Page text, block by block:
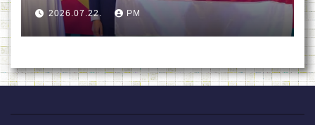
2026.07.22. PM